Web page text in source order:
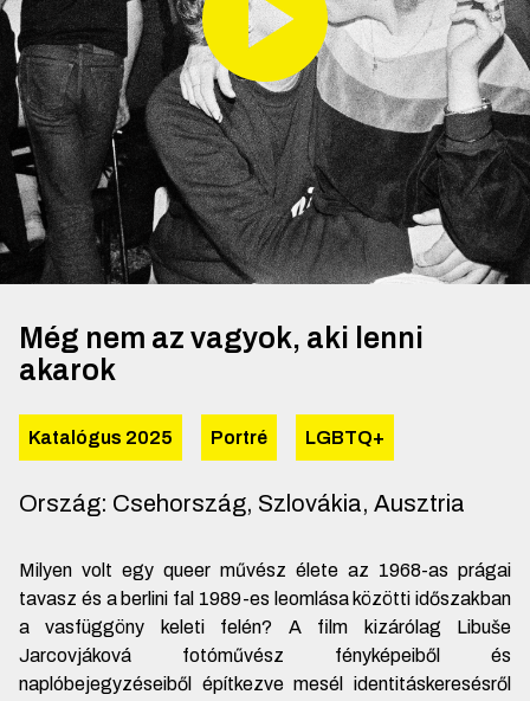
Még nem az vagyok, aki lenni
akarok
Katalógus 2025 Portré LGBTQ+
Ország: Csehország, Szlovákia, Ausztria
Milyen volt egy queer művész élete az 1968-as prágai
tavasz és a berlini fal 1989-es leomlása közötti időszakban
a vasfüggöny keleti felén? A film kizárólag Libuše
Jarcovjáková fotóművész fényképeiből és
naplóbejegyzéseiből építkezve mesél identitáskeresésről